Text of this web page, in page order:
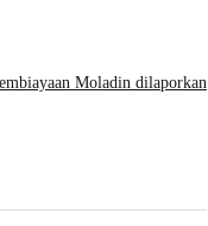
Moladin dilaporkan